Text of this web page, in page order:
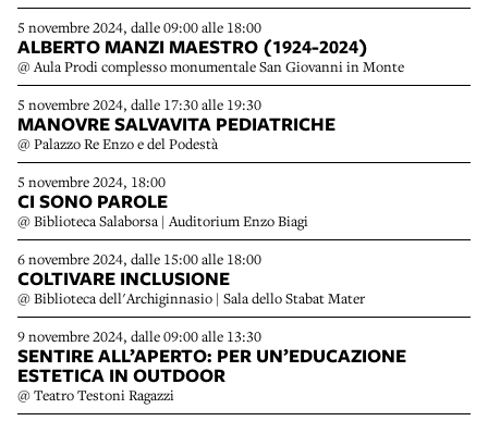
5 novembre 2024, dalle 09:00 alle 18:00
ALBERTO MANZI MAESTRO (1924-2024)
@ Aula Prodi complesso monumentale San Giovanni in Monte
5 novembre 2024, dalle 17:30 alle 19:30
MANOVRE SALVAVITA PEDIATRICHE
@ Palazzo Re Enzo e del Podestà
5 novembre 2024, 18:00
CI SONO PAROLE
@ Biblioteca Salaborsa | Auditorium Enzo Biagi
6 novembre 2024, dalle 15:00 alle 18:00
COLTIVARE INCLUSIONE
@ Biblioteca dell'Archiginnasio | Sala dello Stabat Mater
9 novembre 2024, dalle 09:00 alle 13:30
SENTIRE ALL’APERTO: PER UN’EDUCAZIONE
ESTETICA IN OUTDOOR
@ Teatro Testoni Ragazzi